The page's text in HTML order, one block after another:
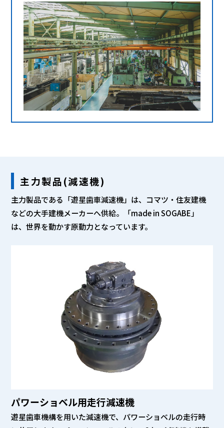
主力製品(減速機)
主力製品である「遊星歯車減速機」は、コマツ・住友建機
などの大手建機メーカーへ供給。「made in SOGABE」
は、世界を動かす原動力となっています。
パワーショベル用走行減速機
遊星歯車機構を用いた減速機で、パワーショベルの走行時